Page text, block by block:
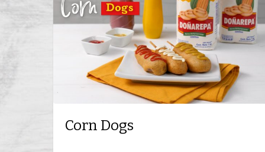
Corn Dogs